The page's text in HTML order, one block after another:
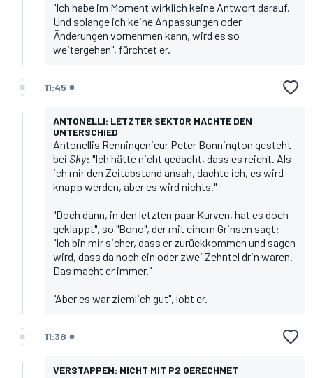
"Ich habe im Moment wirklich keine Antwort darauf.
Und solange ich keine Anpassungen oder
Änderungen vornehmen kann, wird es so
weitergehen", fürchtet er.
11:45
ANTONELLI: LETZTER SEKTOR MACHTE DEN
UNTERSCHIED
Antonellis Renningenieur Peter Bonnington gesteht
bei Sky: "Ich hätte nicht gedacht, dass es reicht. Als
ich mir den Zeitabstand ansah, dachte ich, es wird
knapp werden, aber es wird nichts."
"Doch dann, in den letzten paar Kurven, hat es doch
geklappt", so "Bono", der mit einem Grinsen sagt:
"Ich bin mir sicher, dass er zurückkommen und sagen
wird, dass da noch ein oder zwei Zehntel drin waren.
Das macht er immer."
"Aber es war ziemlich gut", lobt er.
11:38
VERSTAPPEN: NICHT MIT P2 GERECHNET